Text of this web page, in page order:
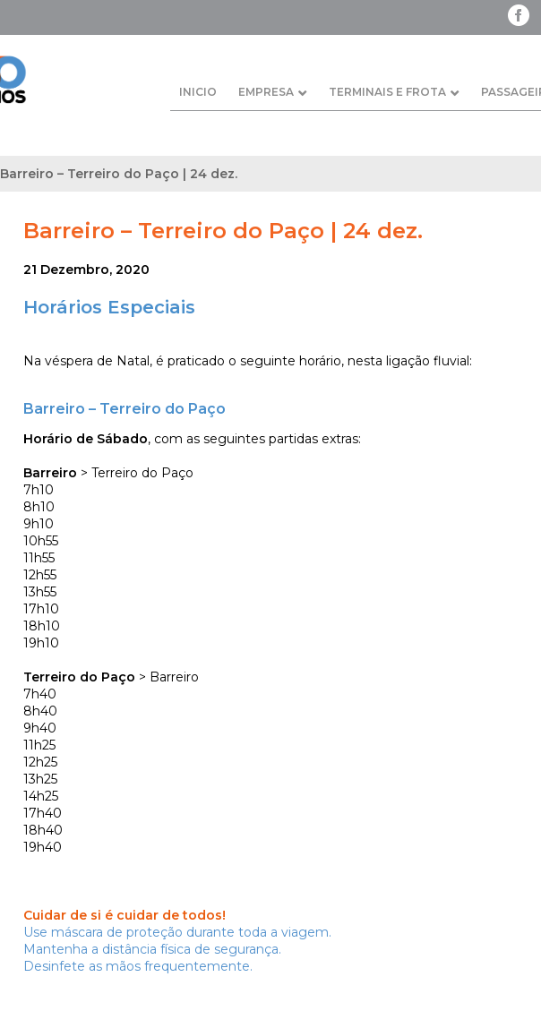
INICIO EMPRESA TERMINAIS E FROTA
Barreiro – Terreiro do Paço | 24 dez.
Barreiro – Terreiro do Paço | 24 dez.
21 Dezembro, 2020
Horários Especiais
Na véspera de Natal, é praticado o seguinte horário, nesta ligação fluvial:
Barreiro – Terreiro do Paço
Horário de Sábado, com as seguintes partidas extras:
Barreiro > Terreiro do Paço
7h10
8h10
9h10
10h55
11h55
12h55
13h55
17h10
18h10
19h10
Terreiro do Paço > Barreiro
7h40
8h40
9h40
11h25
12h25
13h25
14h25
17h40
18h40
19h40
Cuidar de si é cuidar de todos!
Use máscara de proteção durante toda a viagem.
Mantenha a distância física de segurança.
Desinfete as mãos frequentemente.